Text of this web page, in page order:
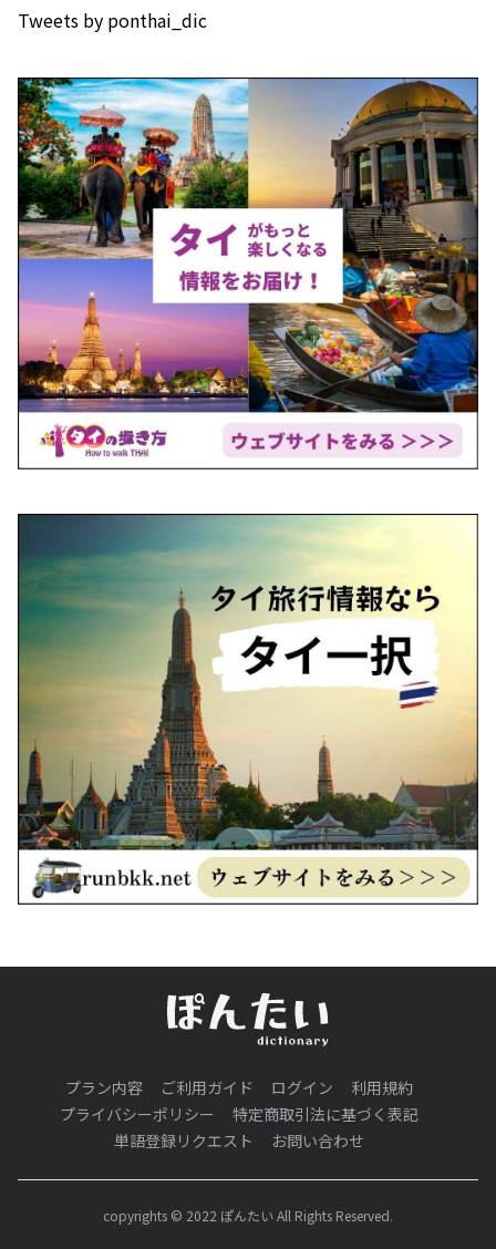
Tweets by ponthai_dic
プラン内容 ご利用ガイド ログイン
利用規約
プライバシーポリシー
特定商取引法に基づく表記
単語登録リクエスト
お問い合わせ
copyrights © 2022 ぽんたい All Rights Reserved.